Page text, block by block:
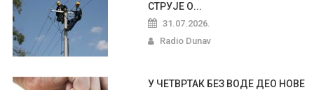
СТРУЈЕ О...
31.07.2026.
Radio Dunav
У ЧЕТВРТАК БЕЗ ВОДЕ ДЕО НОВЕ